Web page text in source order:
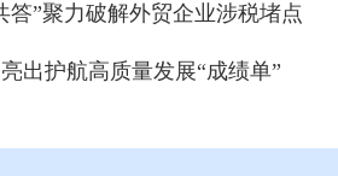
答”聚力破解外贸企业涉税堵点
出护航高质量发展“成绩单”